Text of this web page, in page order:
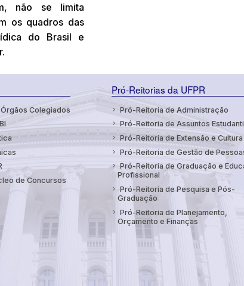
não se limita
os quadros das
do Brasil e
Colegiados
de Concursos
Pró-Reitorias da UFPR
Pró-Reitoria de Administração
Pró-Reitoria de Assuntos
Pró-Reitoria de Extensão e Cultura
Pró-Reitoria de Gestão de
Pró-Reitoria de Graduação e
Profissional
Pró-Reitoria de Pesquisa e Pós-
Graduação
Pró-Reitoria de Planejamento,
Orçamento e Finanças